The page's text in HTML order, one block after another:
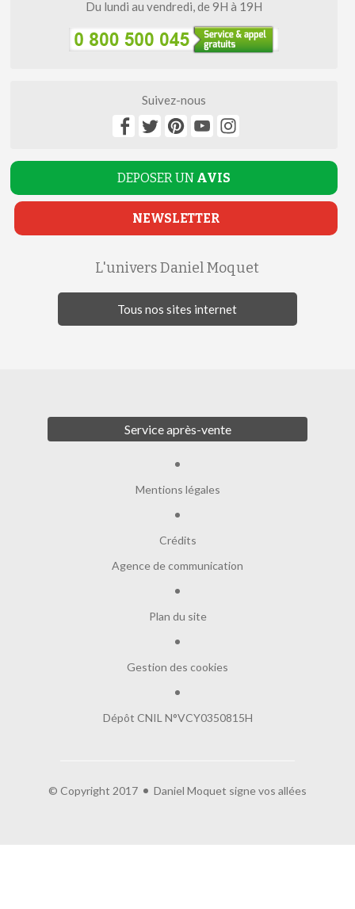
Du lundi au vendredi, de 9H à 19H
Suivez-nous
DEPOSER UN AVIS
NEWSLETTER
L'univers Daniel Moquet
Tous nos sites internet
Service après-vente
Mentions légales
Crédits
Agence de communication
Plan du site
Gestion des cookies
Dépôt CNIL N°VCY0350815H
© Copyright 2017 Daniel Moquet signe vos allées